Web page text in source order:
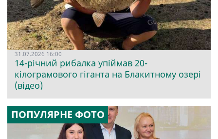
31.07.2026 16:00
14-річний рибалка упіймав 20-
кілограмового гіганта на Блакитному озері
(відео)
ПОПУЛЯРНЕ ФОТО